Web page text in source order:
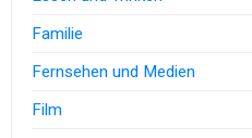
Familie
Fernsehen und Medien
Film